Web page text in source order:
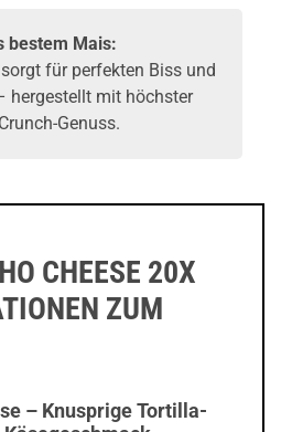
bestem Mais:
für perfekten Biss und
hergestellt mit höchster
Genuss.
CHEESE 20X
ZUM
– Knusprige Tortilla-